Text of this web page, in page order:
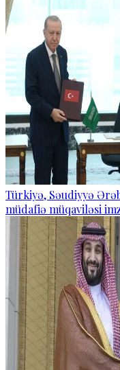
Türkiyə, Səudiyyə
müdafiə müqaviləsi